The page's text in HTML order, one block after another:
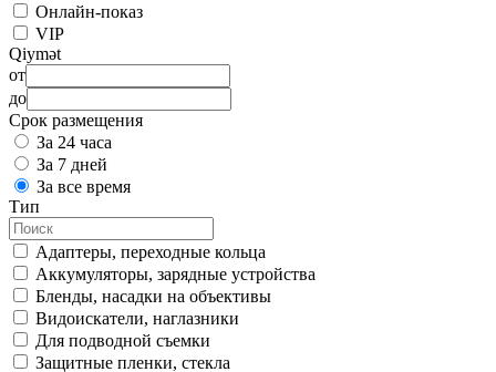
Онлайн-показ
VIP
Qiymət
от
до
Срок размещения
За 24 часа
За 7 дней
За все время
Тип
Адаптеры, переходные кольца
Аккумуляторы, зарядные устройства
Бленды, насадки на объективы
Видоискатели, наглазники
Для подводной съемки
Защитные пленки, стекла